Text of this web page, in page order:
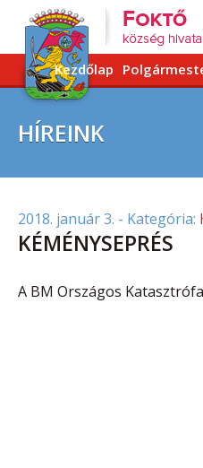
Kezdőlap
HÍREINK
2018. január 3. - Kategória:
KÉMÉNYSEPRÉS
A BM Országos